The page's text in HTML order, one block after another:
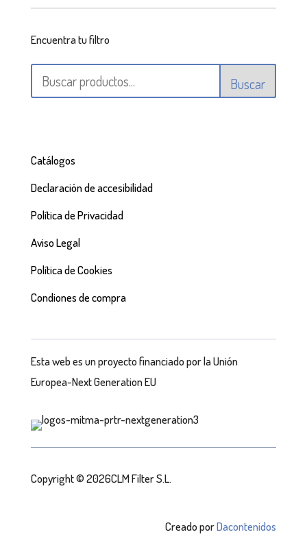
Encuentra tu filtro
Buscar
Catálogos
Declaración de accesibilidad
Política de Privacidad
Aviso Legal
Política de Cookies
Condiones de compra
Esta web es un proyecto financiado por la Unión
Europea-Next Generation EU
Copyright © 2026CLM Filter S.L.
Creado porDacontenidos